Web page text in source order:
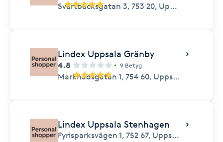
Svartbäcksgatan 3, 753 20, Uppsala
Lindex Uppsala Gränby
4.8 9 Betyg
Marknadsgatan 1, 754 60, Uppsala
Lindex Uppsala Stenhagen
Fyrisparksvägen 1, 752 67, Uppsala